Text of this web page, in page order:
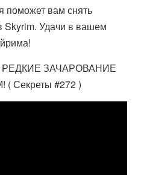
поможет вам снять
Skyrim. Удачи в вашем
РЕДКИЕ ЗАЧАРОВАНИЕ
Секреты #272 )